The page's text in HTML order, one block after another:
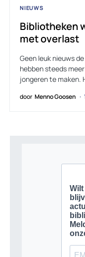
NIEUWS
Bibliotheken
met overlast
Geen leuk nieuws
hebben steeds
jongeren te maken.
door Menno Goosen